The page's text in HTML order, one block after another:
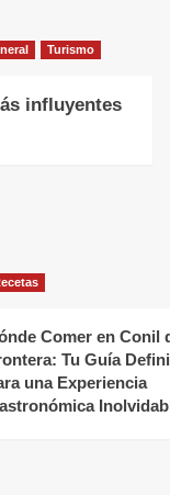
Turismo
influyentes
Comer en Conil
Tu Guía
una Experiencia